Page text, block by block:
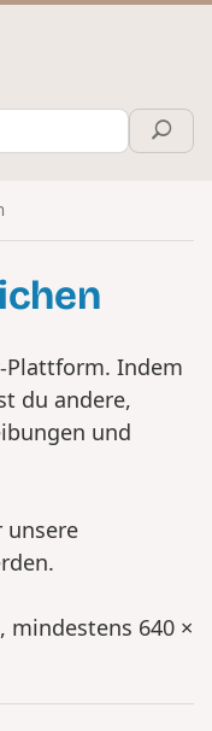
Plattform. Indem
du andere,
und
unsere
mindestens 640 ×